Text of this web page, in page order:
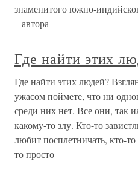
знаменитого южно-
– автора
Где найти этих
Где найти этих людей?
ужасом поймете, что ни
среди них нет. Все они, так
какому-то злу. Кто-то
любит посплетничать, кто-
то просто